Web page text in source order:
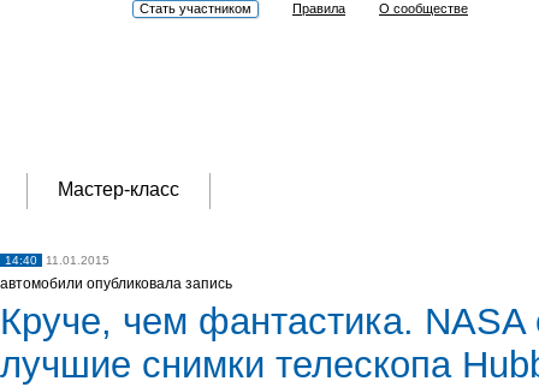
Стать участником Правила О сообществе
Мастер-класс
14:40 11.01.2015
автомобили опубликовала запись
Круче, чем фантастика. NASA
лучшие снимки телескопа